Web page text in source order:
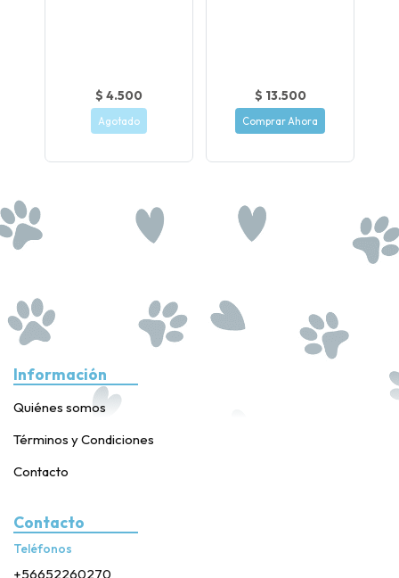
$ 4.500
Agotado
$ 13.500
Comprar Ahora
Información
Quiénes somos
Términos y Condiciones
Contacto
Contacto
Teléfonos
+56652260270